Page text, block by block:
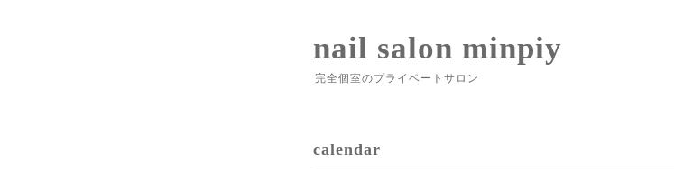
nail salon minpiy
完全個室のプライベートサロン
calendar